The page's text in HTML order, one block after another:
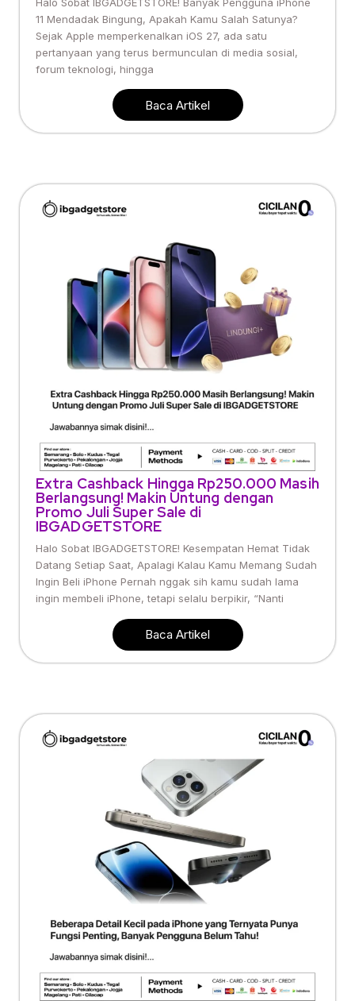
11 Mendadak Bingung, Apakah Kamu Salah Satunya?
Sejak Apple memperkenalkan iOS 27, ada satu
pertanyaan yang terus bermunculan di media sosial,
forum teknologi, hingga
Baca Artikel
Extra Cashback Hingga Rp250.000 Masih
Berlangsung! Makin Untung dengan
Promo Juli Super Sale di
IBGADGETSTORE
Halo Sobat IBGADGETSTORE! Kesempatan Hemat Tidak
Datang Setiap Saat, Apalagi Kalau Kamu Memang Sudah
Ingin Beli iPhone Pernah nggak sih kamu sudah lama
ingin membeli iPhone, tetapi selalu berpikir, “Nanti
Baca Artikel